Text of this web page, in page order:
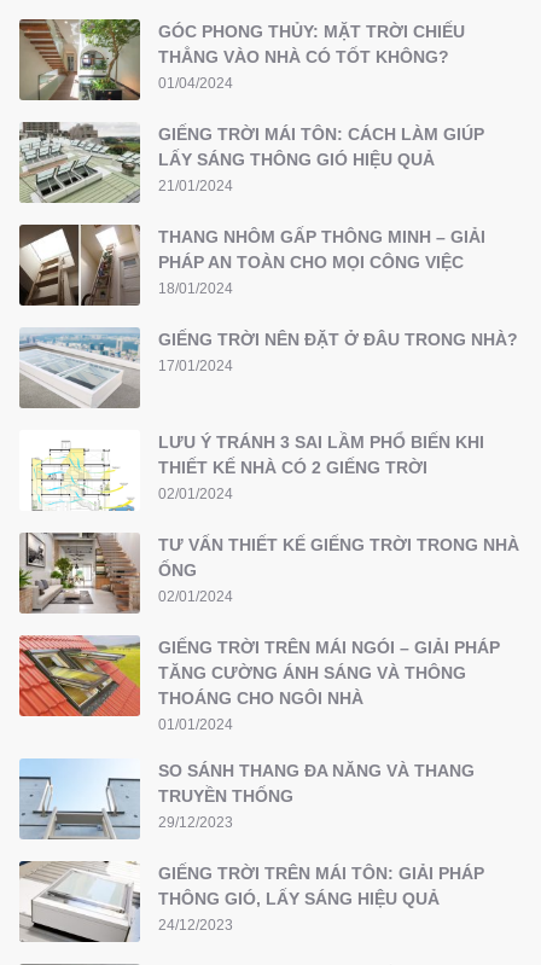
GÓC PHONG THỦY: MẶT TRỜI CHIẾU
THẲNG VÀO NHÀ CÓ TỐT KHÔNG?
01/04/2024
GIẾNG TRỜI MÁI TÔN: CÁCH LÀM GIÚP
LẤY SÁNG THÔNG GIÓ HIỆU QUẢ
21/01/2024
THANG NHÔM GẤP THÔNG MINH – GIẢI
PHÁP AN TOÀN CHO MỌI CÔNG VIỆC
18/01/2024
GIẾNG TRỜI NÊN ĐẶT Ở ĐÂU TRONG NHÀ?
17/01/2024
LƯU Ý TRÁNH 3 SAI LẦM PHỔ BIẾN KHI
THIẾT KẾ NHÀ CÓ 2 GIẾNG TRỜI
02/01/2024
TƯ VẤN THIẾT KẾ GIẾNG TRỜI TRONG NHÀ
ỐNG
02/01/2024
GIẾNG TRỜI TRÊN MÁI NGÓI – GIẢI PHÁP
TĂNG CƯỜNG ÁNH SÁNG VÀ THÔNG
THOÁNG CHO NGÔI NHÀ
01/01/2024
SO SÁNH THANG ĐA NĂNG VÀ THANG
TRUYỀN THỐNG
29/12/2023
GIẾNG TRỜI TRÊN MÁI TÔN: GIẢI PHÁP
THÔNG GIÓ, LẤY SÁNG HIỆU QUẢ
24/12/2023